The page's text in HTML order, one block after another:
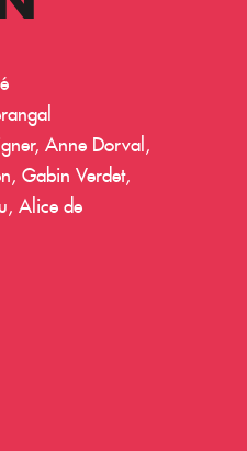
Anne Dorval,
Gabin Verdet,
Alice de